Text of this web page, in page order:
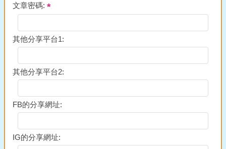
文章密碼:
其他分享平台1:
其他分享平台2:
FB的分享網址:
IG的分享網址: